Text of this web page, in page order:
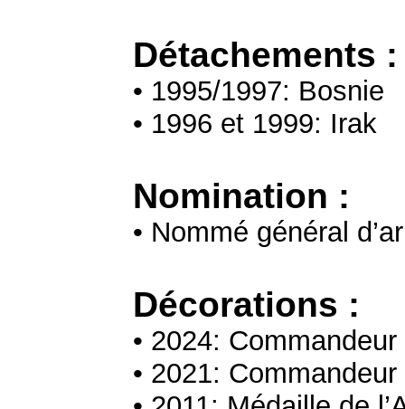
Détachements :
• 1995/1997: Bosnie
• 1996 et 1999: Irak
Nomination :
• Nommé général
Décorations :
• 2024:
• 2021: